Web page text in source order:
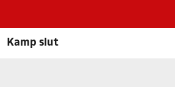
Kamp slut